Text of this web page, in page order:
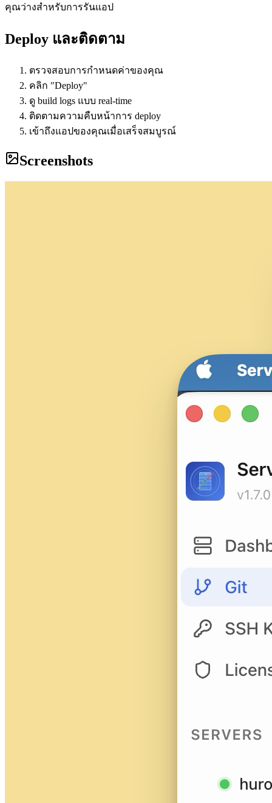
คุณว่างสำหรับการรันแอป
Deploy และติดตาม
ตรวจสอบการกำหนดค่าของคุณ
คลิก "Deploy"
ดู build logs แบบ real-time
ติดตามความคืบหน้าการ deploy
เข้าถึงแอปของคุณเมื่อเสร็จสมบูรณ์
Screenshots